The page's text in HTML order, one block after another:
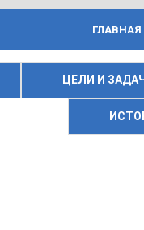
ГЛАВНАЯ
ЦЕЛИ И